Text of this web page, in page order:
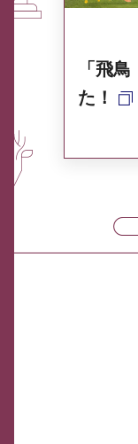
「飛
た！